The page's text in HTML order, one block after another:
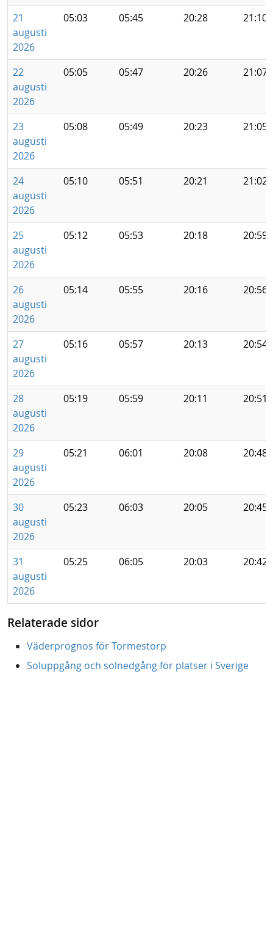
21
augusti
2026
05:03 05:45 20:28 21:10
22
augusti
2026
05:05 05:47 20:26 21:07
23
augusti
2026
05:08 05:49 20:23 21:05
24
augusti
2026
05:10 05:51 20:21 21:02
25
augusti
2026
05:12 05:53 20:18 20:59
26
augusti
2026
05:14 05:55 20:16 20:56
27
augusti
2026
05:16 05:57 20:13 20:54
28
augusti
2026
05:19 05:59 20:11 20:51
29
augusti
2026
05:21 06:01 20:08 20:48
30
augusti
2026
05:23 06:03 20:05 20:45
31
augusti
2026
05:25 06:05 20:03 20:42
Relaterade sidor
Väderprognos för Tormestorp
Soluppgång och solnedgång för platser i Sverige